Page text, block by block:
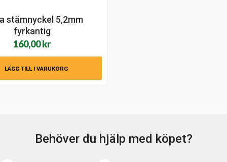
stämnyckel 5,2mm
fyrkantig
160,00kr
LÄGG TILL I VARUKORG
Behöver du hjälp med köpet?